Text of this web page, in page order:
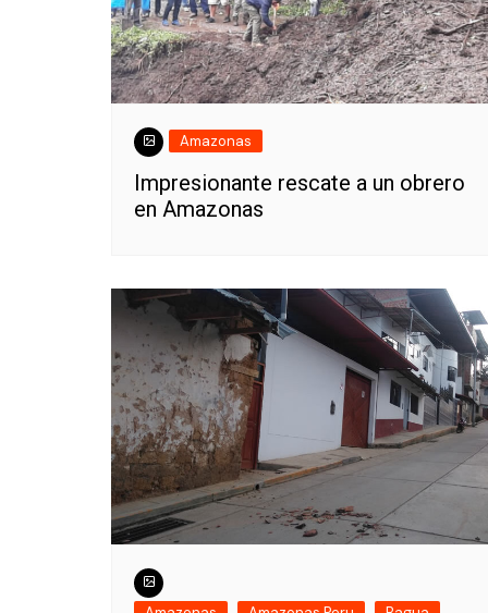
Amazonas
Impresionante rescate a un obrero
en Amazonas